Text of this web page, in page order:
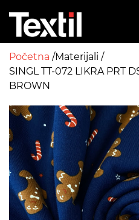
Početna Materijali
SINGL TT-072 LIKRA PRT
BROWN